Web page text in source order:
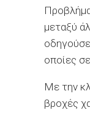
μεταξύ
οποίες
Με την
βροχές